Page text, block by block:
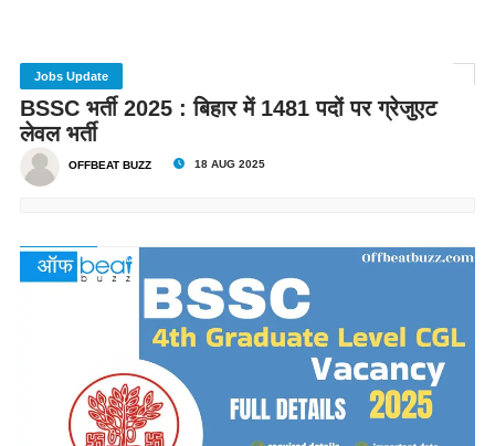
Jobs Update
BSSC भर्ती 2025 : बिहार में 1481 पदों पर ग्रेजुएट
लेवल भर्ती
OFFBEAT BUZZ 18 AUG 2025